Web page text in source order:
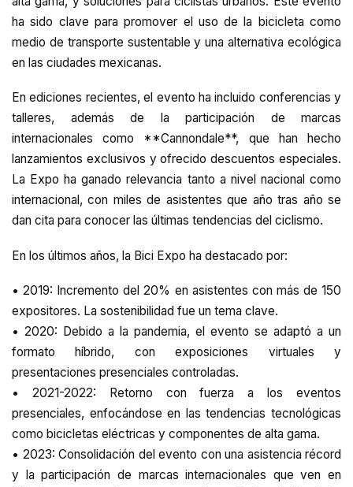
ha sido clave para promover el uso de la bicicleta como
medio de transporte sustentable y una alternativa ecológica
en las ciudades mexicanas.
En ediciones recientes, el evento ha incluido conferencias y
talleres, además de la participación de marcas
internacionales como **Cannondale**, que han hecho
lanzamientos exclusivos y ofrecido descuentos especiales.
La Expo ha ganado relevancia tanto a nivel nacional como
internacional, con miles de asistentes que año tras año se
dan cita para conocer las últimas tendencias del ciclismo.
En los últimos años, la Bici Expo ha destacado por:
• 2019: Incremento del 20% en asistentes con más de 150
expositores. La sostenibilidad fue un tema clave.
• 2020: Debido a la pandemia, el evento se adaptó a un
formato híbrido, con exposiciones virtuales y
presentaciones presenciales controladas.
• 2021-2022: Retorno con fuerza a los eventos
presenciales, enfocándose en las tendencias tecnológicas
como bicicletas eléctricas y componentes de alta gama.
• 2023: Consolidación del evento con una asistencia récord
y la participación de marcas internacionales que ven en